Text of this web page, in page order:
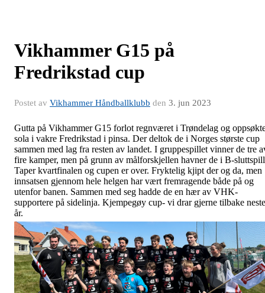
Vikhammer G15 på
Fredrikstad cup
Postet av Vikhammer Håndballklubb den 3. jun 2023
Gutta på Vikhammer G15 forlot regnværet i Trøndelag og
sola i vakre Fredrikstad i pinsa. Der deltok de i Norges største cup
sammen med lag fra resten av landet. I gruppespillet vinner de tre
fire kamper, men på grunn av målforskjellen havner de i B-
Taper kvartfinalen og cupen er over. Fryktelig kjipt der og da, men
innsatsen gjennom hele helgen har vært fremragende både på og
utenfor banen. Sammen med seg hadde de en hær av VHK-
supportere på sidelinja. Kjempegøy cup- vi drar gjerne tilbake neste
år.